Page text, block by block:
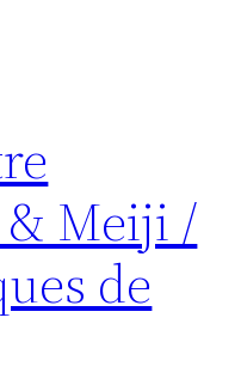
Meiji /
de